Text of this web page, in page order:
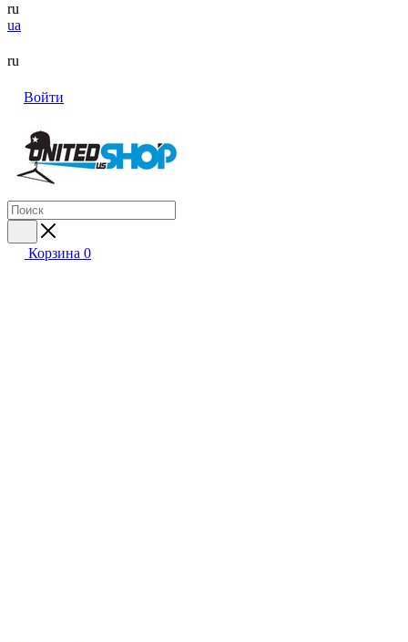
ru
ua
ru
Войти
Корзина 0